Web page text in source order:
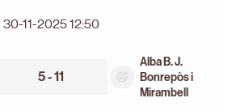
30-11-2025 12:50
5 - 11
Alba B. J.
Bonrepòs i
Mirambell